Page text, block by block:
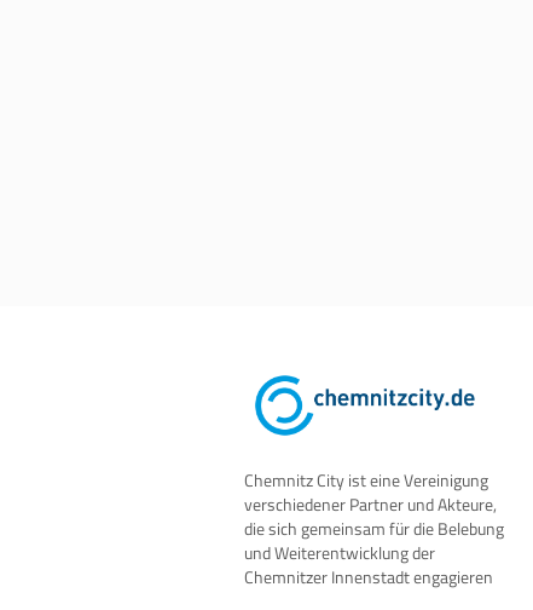
Chemnitz City ist eine Vereinigung
verschiedener Partner und Akteure,
die sich gemeinsam für die Belebung
und Weiterentwicklung der
Chemnitzer Innenstadt engagieren